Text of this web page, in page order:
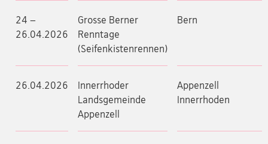
24 –
26.04.2026
Grosse Berner
Renntage
(Seifenkistenrennen)
Bern
26.04.2026
Innerrhoder
Landsgemeinde
Appenzell
Appenzell
Innerrhoden